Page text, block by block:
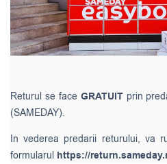
Returul se face GRATUIT prin
(SAMEDAY).
In vederea predarii returului, va
formularul https://